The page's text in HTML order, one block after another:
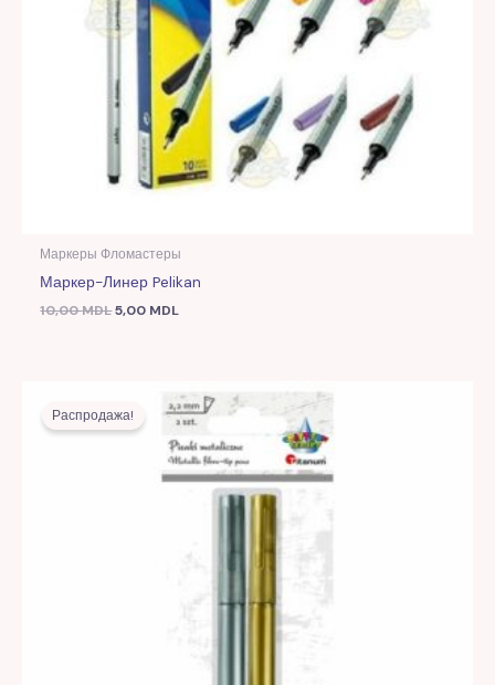
Маркеры Фломастеры
Маркер-Линер Pelikan
10,00MDL5,00 MDL
Распродажа!цена
составляла
44,00 MDL.
Текущая
цена:
19,00 MDL.